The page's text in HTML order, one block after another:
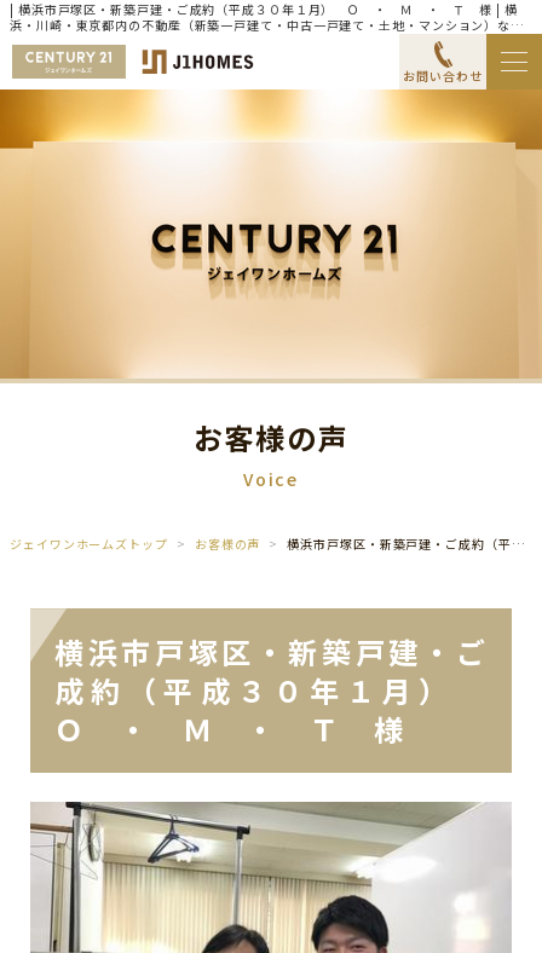
| 横浜市戸塚区・新築戸建・ご成約（平成３０年１月） Ｏ ・ Ｍ ・ Ｔ 様 | 横
浜・川崎・東京都内の不動産（新築一戸建て・中古一戸建て・土地・マンション）なら
センチュリー21ジェイワンホームズ
お問い合わせ
お客様の声
Voice
ジェイワンホームズトップ お客様の声 横浜市戸塚区・新築戸建・ご成約（平成３０年１月） Ｏ ・ Ｍ ・ Ｔ 様
横浜市戸塚区・新築戸建・ご
成約（平成３０年１月）
Ｏ ・ Ｍ ・ Ｔ 様